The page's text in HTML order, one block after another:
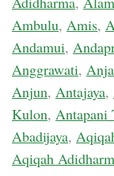
Ambulu, Amis,
Andamui,
Anggrawati,
Anjun, Antajaya,
Kulon, Antapani
Abadijaya,
Aqiqah